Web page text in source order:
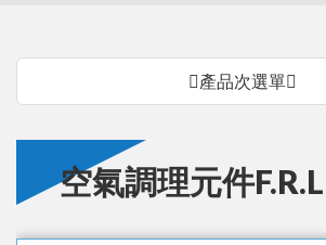
產品次選單
空氣調理元件